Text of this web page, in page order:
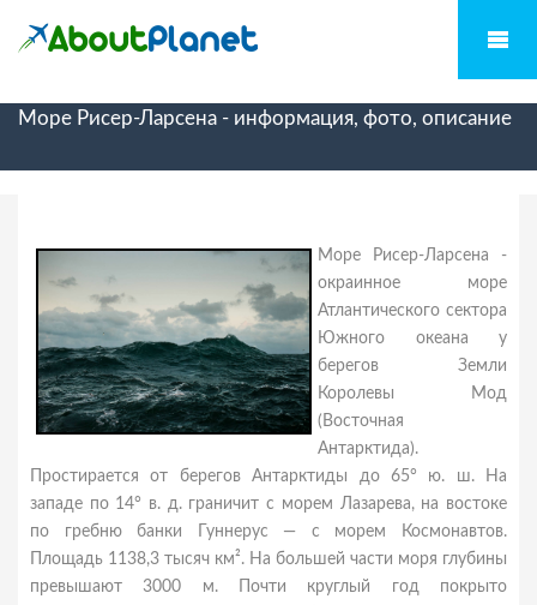
Море Рисер-Ларсена - информация, фото, описание
Море Рисер-Ларсена -
окраинное море
Атлантического сектора
Южного океана у
берегов Земли
Королевы Мод
(Восточная
Антарктида).
Простирается от берегов Антарктиды до 65° ю. ш. На
западе по 14° в. д. граничит с морем Лазарева, на востоке
по гребню банки Гуннерус — с морем Космонавтов.
Площадь 1138,3 тысяч км². На большей части моря глубины
превышают 3000 м. Почти круглый год покрыто